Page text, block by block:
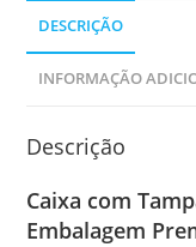
DESCRIÇÃO
INFORMAÇÃO
Descrição
Caixa com
Embalagem